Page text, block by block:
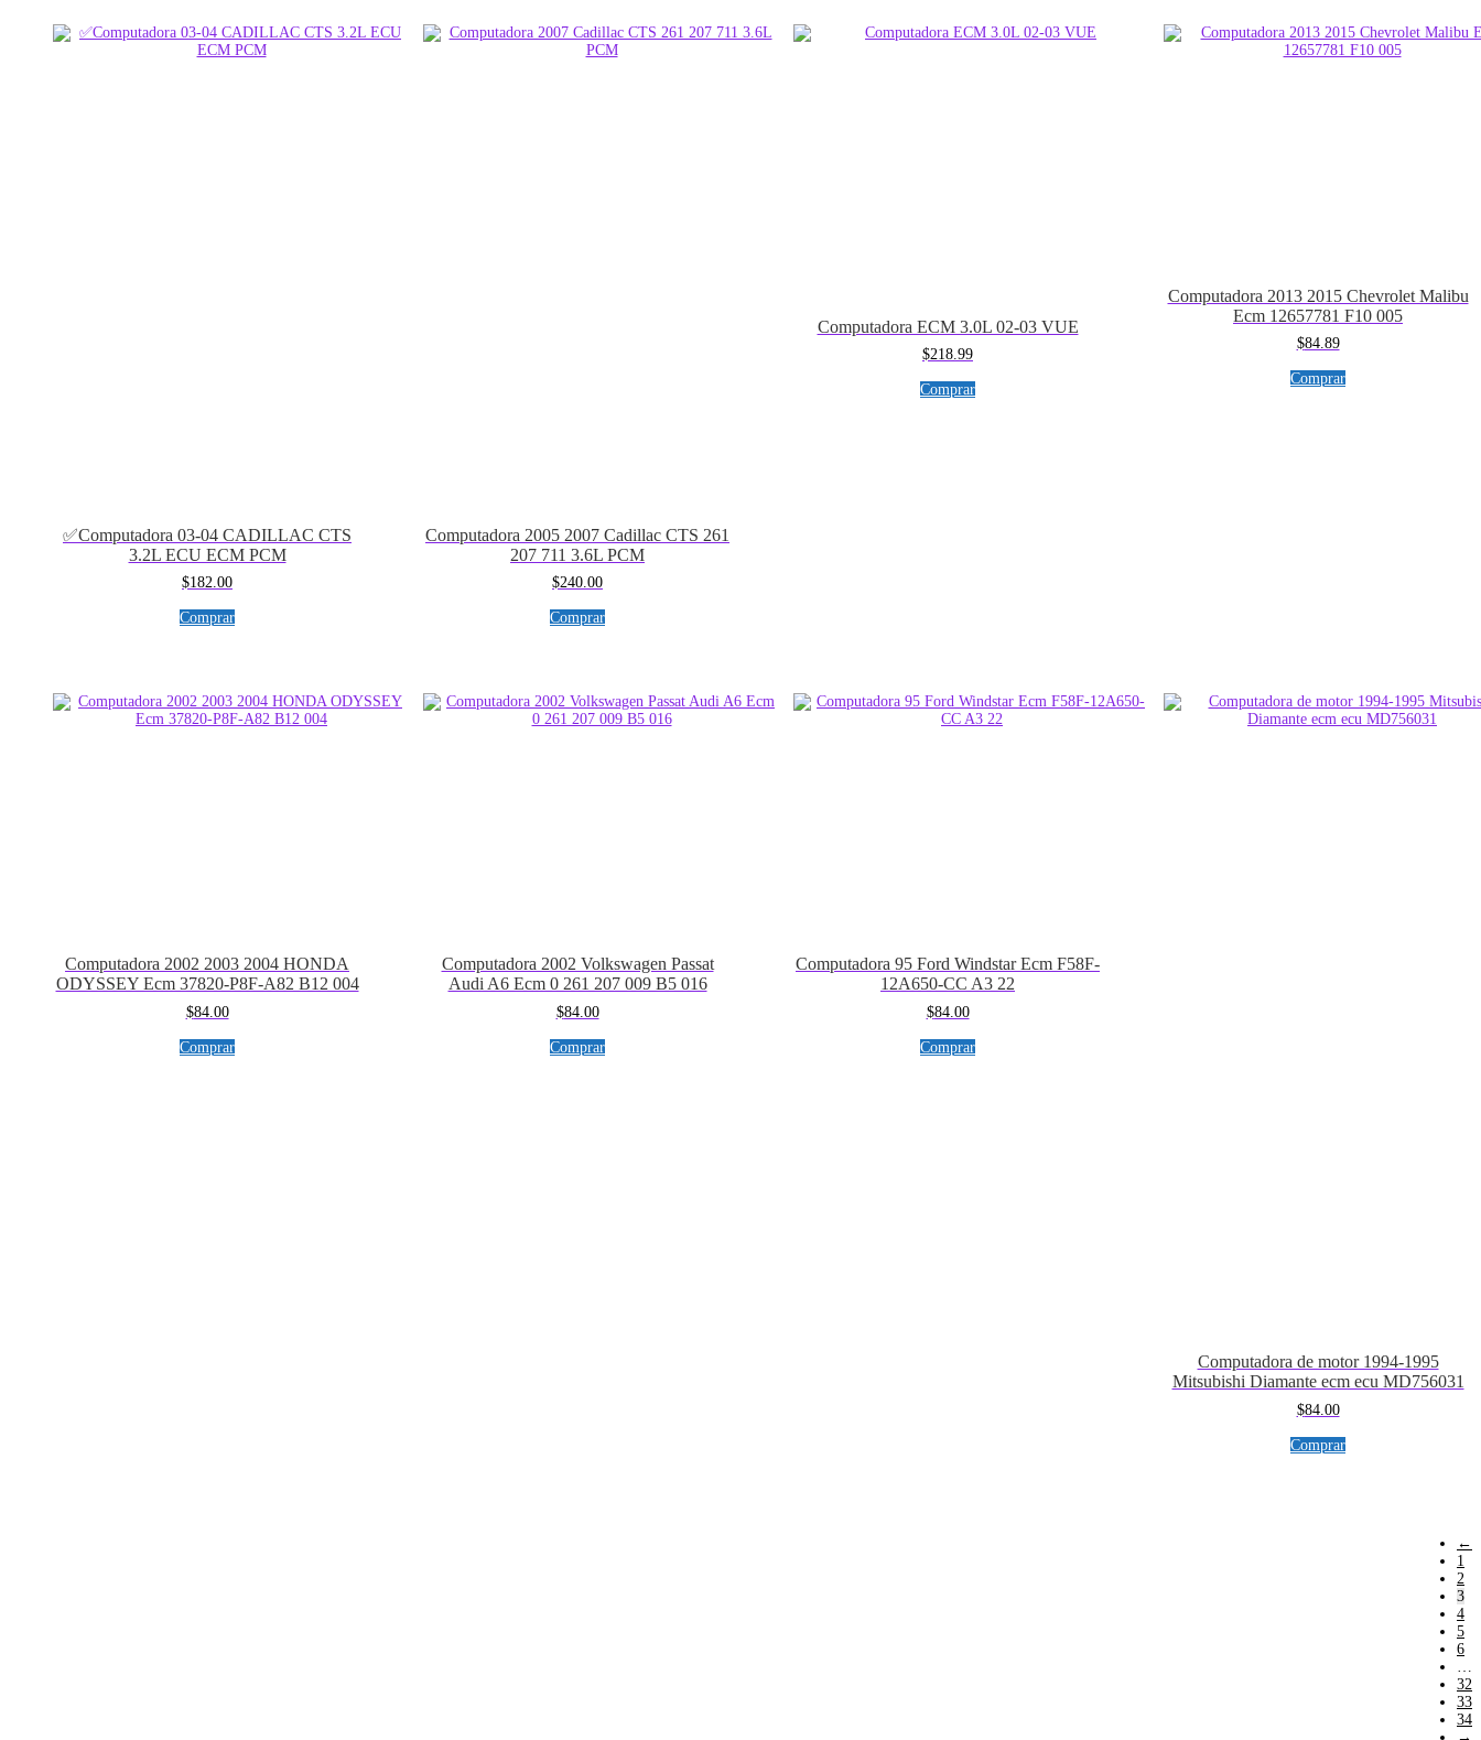
✅Computadora 03-04 CADILLAC CTS
3.2L ECU ECM PCM
$182.00
Comprar
Computadora 2005 2007 Cadillac CTS 261
207 711 3.6L PCM
$240.00
Comprar
Computadora ECM 3.0L 02-03 VUE
$218.99
Comprar
Computadora 2013 2015 Chevrolet Malibu
Ecm 12657781 F10 005
$84.89
Comprar
Computadora 2002 2003 2004 HONDA
ODYSSEY Ecm 37820-P8F-A82 B12 004
$84.00
Comprar
Computadora 2002 Volkswagen Passat
Audi A6 Ecm 0 261 207 009 B5 016
$84.00
Comprar
Computadora 95 Ford Windstar Ecm F58F-
12A650-CC A3 22
$84.00
Comprar
Computadora de motor 1994-1995
Mitsubishi Diamante ecm ecu MD756031
$84.00
Comprar
←
1
2
3
4
5
6
…
32
33
34